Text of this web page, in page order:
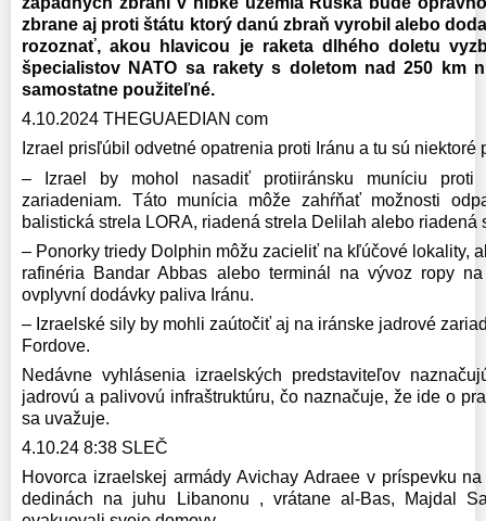
zbrane aj proti štátu ktorý danú zbraň vyrobil alebo
rozoznať, akou hlavicou je raketa dlhého doletu
špecialistov NATO sa rakety s doletom nad 250 km
samostatne použiteľné.
4.10.2024 THEGUAEDIAN com
Izrael prisľúbil odvetné opatrenia proti Iránu a tu sú niektoré
– Izrael by mohol nasadiť protiiránsku muníciu proti
zariadeniam. Táto munícia môže zahŕňať možnosti
balistická strela LORA, riadená strela Delilah alebo riadená
– Ponorky triedy Dolphin môžu zacieliť na kľúčové lokality,
rafinéria Bandar Abbas alebo terminál na vývoz ropy
ovplyvní dodávky paliva Iránu.
– Izraelské sily by mohli zaútočiť aj na iránske jadrové
Fordove.
Nedávne vyhlásenia izraelských predstaviteľov
jadrovú a palivovú infraštruktúru, čo naznačuje, že ide o
sa uvažuje.
4.10.24 8:38 SLEČ
Hovorca izraelskej armády Avichay Adraee v príspevku
dedinách na juhu Libanonu , vrátane al-Bas, Majdal